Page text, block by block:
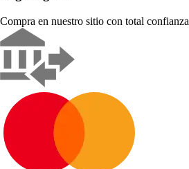
Compra en nuestro sitio con total confianza